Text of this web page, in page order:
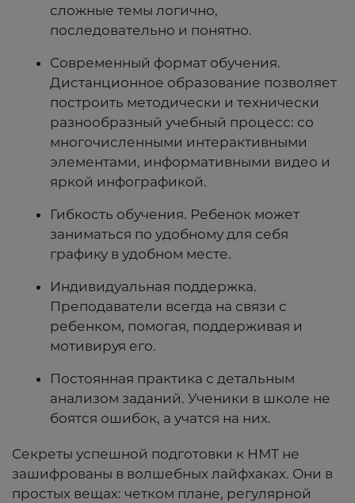
сложные темы логично,
последовательно и понятно.
Современный формат обучения.
Дистанционное образование позволяет
построить методически и технически
разнообразный учебный процесс: со
многочисленными интерактивными
элементами, информативными видео и
яркой инфографикой.
Гибкость обучения. Ребенок может
заниматься по удобному для себя
графику в удобном месте.
Индивидуальная поддержка.
Преподаватели всегда на связи с
ребенком, помогая, поддерживая и
мотивируя его.
Постоянная практика с детальным
анализом заданий. Ученики в школе не
боятся ошибок, а учатся на них.
Секреты успешной подготовки к НМТ не
зашифрованы в волшебных лайфхаках. Они в
простых вещах: четком плане, регулярной